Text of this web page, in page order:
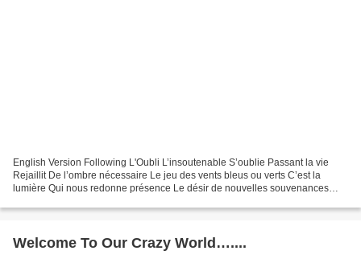
English Version Following L'Oubli L’insoutenable S’oublie Passant la vie
Rejaillit De l’ombre nécessaire Le jeu des vents bleus ou verts C’est la
lumière Qui nous redonne présence Le désir de nouvelles souvenances
Welcome To Our Crazy World…....